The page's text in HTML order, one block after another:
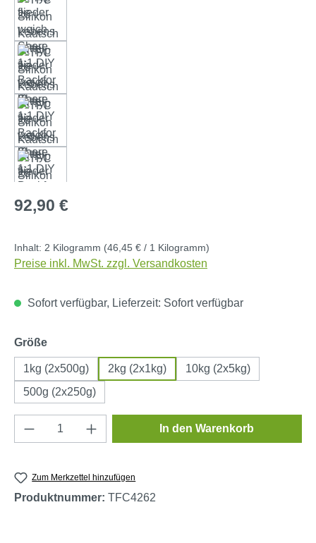
Regulärer Preis:
92,90 €
Inhalt: 2 Kilogramm (46,45 € / 1 Kilogramm)
Preise inkl. MwSt. zzgl. Versandkosten
Sofort verfügbar, Lieferzeit: Sofort verfügbar
Größeauswählen
1kg (2x500g) 2kg (2x1kg)
10kg (2x5kg)
500g (2x250g)
Produkt Anzahl: Gib den gewünschten
In den Warenkorb
Zum Merkzettel hinzufügen
Produktnummer: TFC4262